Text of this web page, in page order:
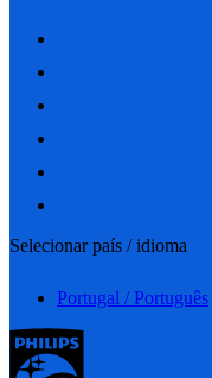
Selecionar país / idioma
Portugal / Português